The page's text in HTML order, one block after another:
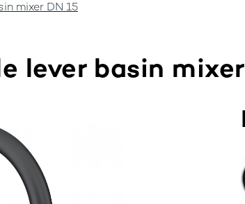
mixer DN 15
lever basin